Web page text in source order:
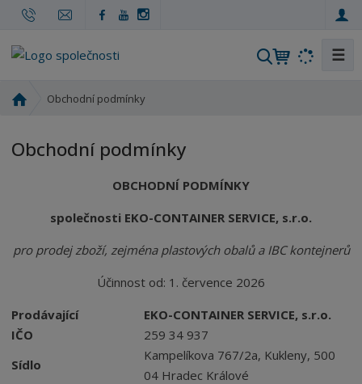
V
☰
d
a
Obchodní podmínky
Obchodní podmínky
OBCHODNÍ PODMÍNKY
společnosti EKO-CONTAINER SERVICE, s.r.o.
pro prodej zboží, zejména plastových obalů a IBC kontejnerů
Účinnost od: 1. července 2026
Prodávající
EKO-CONTAINER SERVICE, s.r.o.
IČO
259 34 937
Sídlo
Kampelíkova 767/2a, Kukleny, 500
04 Hradec Králové